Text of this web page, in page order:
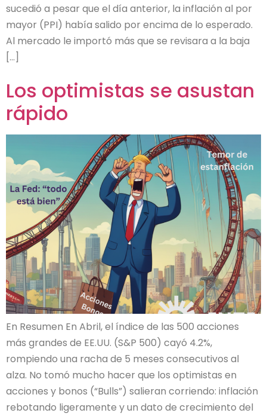
sucedió a pesar que el día anterior, la inflación al por
mayor (PPI) había salido por encima de lo esperado.
Al mercado le importó más que se revisara a la baja
[…]
Los optimistas se asustan
rápido
En Resumen En Abril, el índice de las 500 acciones
más grandes de EE.UU. (S&P 500) cayó 4.2%,
rompiendo una racha de 5 meses consecutivos al
alza. No tomó mucho hacer que los optimistas en
acciones y bonos (“Bulls”) salieran corriendo: inflación
rebotando ligeramente y un dato de crecimiento del